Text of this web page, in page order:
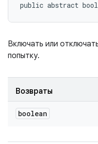
public abstract
Включать или
попытку.
Возвраты
boolean